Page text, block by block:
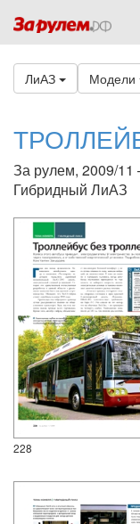
ЛиАЗ Модели
За рулем, 2009/11
Гибридный ЛиАЗ
228